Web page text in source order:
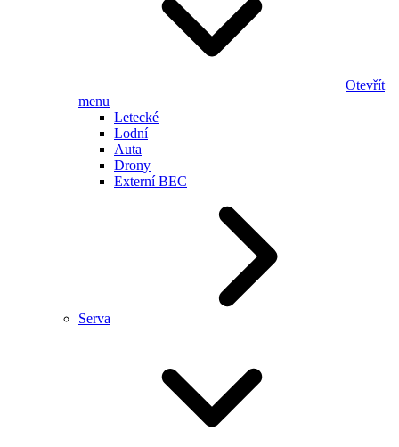
Otevřít
menu
Letecké
Lodní
Auta
Drony
Externí BEC
Serva